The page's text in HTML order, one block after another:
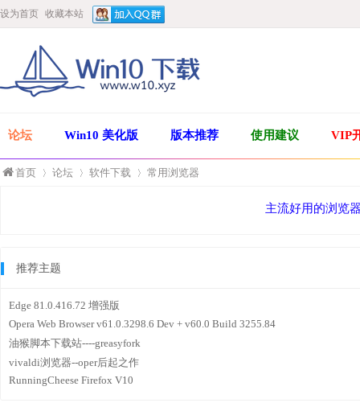
设为首页 收藏本站
论坛 Win10 美化版 版本推荐 使用建议 VIP
首页 论坛 软件下载 常用浏览器
主流好用的浏览
推荐主题
Edge 81.0.416.72 增强版
Opera Web Browser v61.0.3298.6 Dev + v60.0 Build 3255.84
油猴脚本下载站----greasyfork
vivaldi浏览器--oper后起之作
RunningCheese Firefox V10